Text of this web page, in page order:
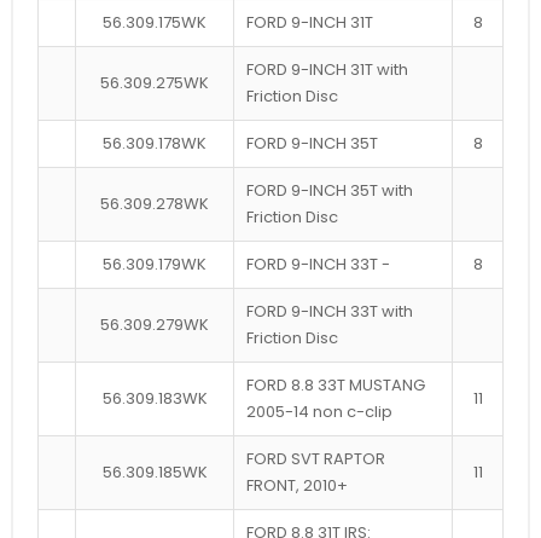
56.309.175WK FORD 9-INCH 31T 8
56.309.275WK
FORD 9-INCH 31T with
Friction Disc
56.309.178WK FORD 9-INCH 35T 8
56.309.278WK
FORD 9-INCH 35T with
Friction Disc
56.309.179WK FORD 9-INCH 33T - 8
56.309.279WK
FORD 9-INCH 33T with
Friction Disc
56.309.183WK
FORD 8.8 33T MUSTANG
2005-14 non c-clip
11
56.309.185WK
FORD SVT RAPTOR
FRONT, 2010+
11
FORD 8.8 31T IRS: